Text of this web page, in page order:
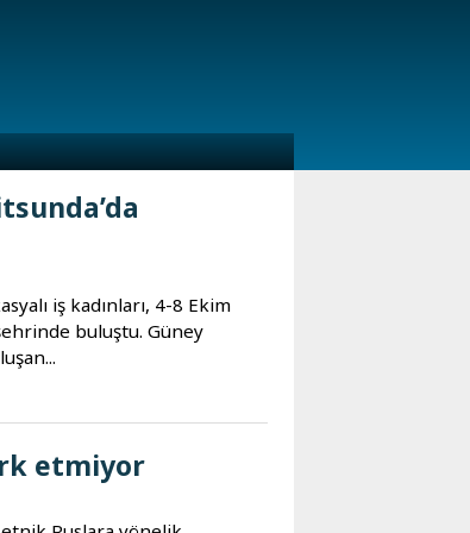
iş kadınları, 4-8 Ekim
buluştu. Güney
etmiyor